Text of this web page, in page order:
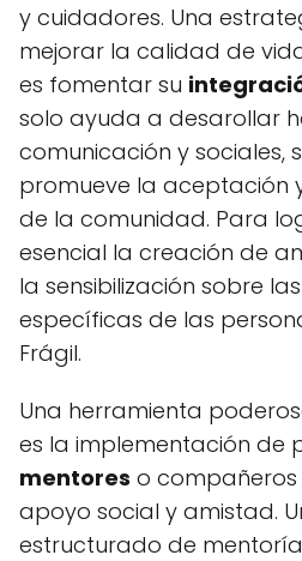
y cuidadores. Una
mejorar la calidad de
es fomentar su
solo ayuda a desarollar
comunicación y sociales,
promueve la aceptación
de la comunidad. Para
esencial la creación de
la sensibilización sobre
específicas de las
Frágil.
Una herramienta
es la implementación de
mentores o
apoyo social y amistad.
estructurado de